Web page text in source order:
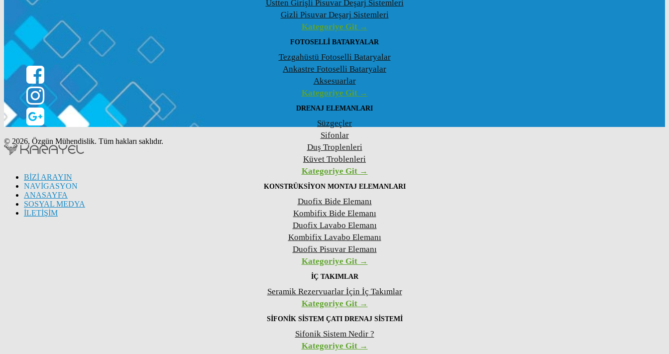
Üstten Girişli Pisuvar Deşarj Sistemleri
Gizli Pisuvar Deşarj Sistemleri
Kategoriye Git →
FOTOSELLI BATARYALAR
Tezgahüstü Fotoselli Bataryalar
Ankastre Fotoselli Bataryalar
Aksesuarlar
Kategoriye Git →
DRENAJ ELEMANLARI
Süzgeçler
Sifonlar
Duş Troplenleri
Küvet Troblenleri
Kategoriye Git →
KONSTRÜKSIYON MONTAJ ELEMANLARI
Duofix Bide Elemanı
Kombifix Bide Elemanı
Duofix Lavabo Elemanı
Kombifix Lavabo Elemanı
Duofix Pisuvar Elemanı
Kategoriye Git →
İÇ TAKIMLAR
Seramik Rezervuarlar İçin İç Takımlar
Kategoriye Git →
SIFONIK SISTEM ÇATI DRENAJ SISTEMI
Sifonik Sistem Nedir ?
Kategoriye Git →
© 2026, Özgün Mühendislik. Tüm hakları saklıdır.
BİZİ ARAYIN
NAVİGASYON
ANASAYFA
SOSYAL MEDYA
İLETİŞİM